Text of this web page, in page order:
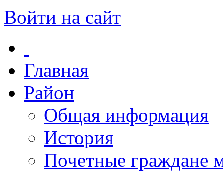
Войти на сайт
Главная
Район
Общая информация
История
Почетные граждане